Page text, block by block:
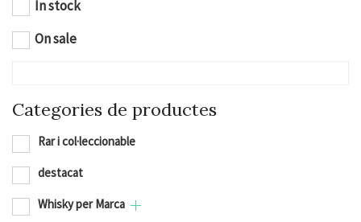
In stock
On sale
Categories de productes
Rar i col·leccionable
destacat
Whisky per Marca